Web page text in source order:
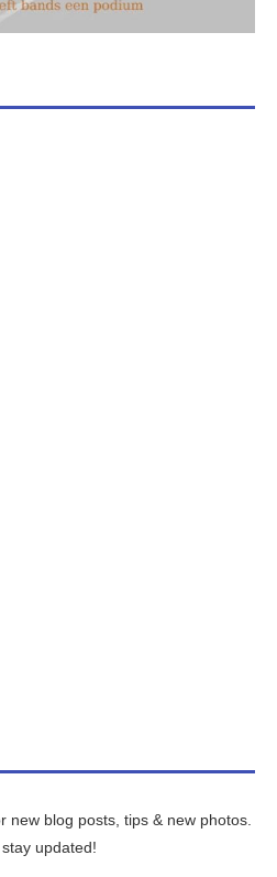
new blog posts, tips & new photos.
updated!